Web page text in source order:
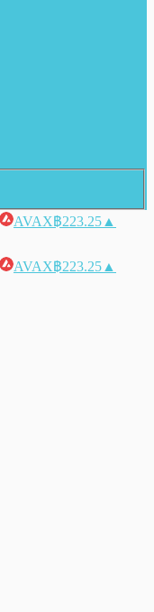
AVAX฿223.25 ▲
AVAX฿223.25 ▲